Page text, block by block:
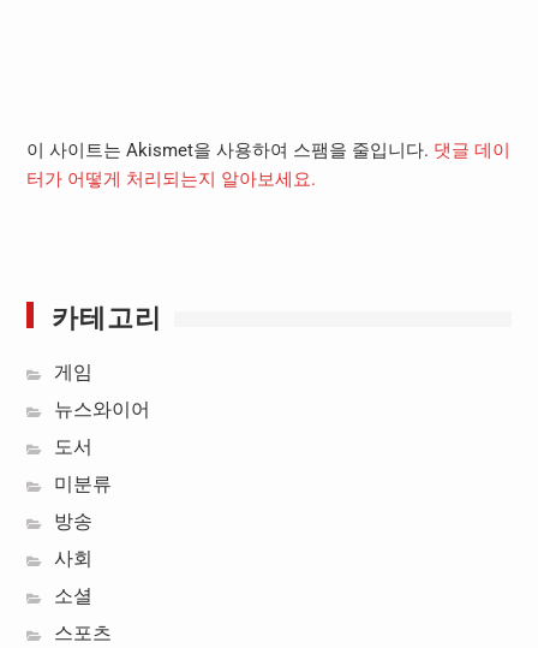
이 사이트는 Akismet을 사용하여 스팸을 줄입니다. 댓글 데이
터가 어떻게 처리되는지 알아보세요.
카테고리
게임
뉴스와이어
도서
미분류
방송
사회
소셜
스포츠